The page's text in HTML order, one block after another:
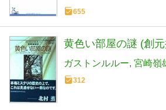
655
黄色い部屋の謎 (創
ガストンルルー 宮崎嶺
312